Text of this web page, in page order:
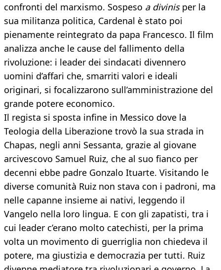
confronti del marxismo. Sospeso a divinisper la
sua militanza politica, Cardenal è stato poi
pienamente reintegrato da papa Francesco. Il film
analizza anche le cause del fallimento della
rivoluzione: i leader dei sindacati divennero
uomini d’affari che, smarriti valori e ideali
originari, si focalizzarono sull’amministrazione del
grande potere economico.
Il regista si sposta infine in Messico dove la
Teologia della Liberazione trovò la sua strada in
Chapas, negli anni Sessanta, grazie al giovane
arcivescovo Samuel Ruiz, che al suo fianco per
decenni ebbe padre Gonzalo Ituarte. Visitando le
diverse comunità Ruiz non stava con i padroni, ma
nelle capanne insieme ai nativi, leggendo il
Vangelo nella loro lingua. E con gli zapatisti, tra i
cui leader c’erano molto catechisti, per la prima
volta un movimento di guerriglia non chiedeva il
potere, ma giustizia e democrazia per tutti. Ruiz